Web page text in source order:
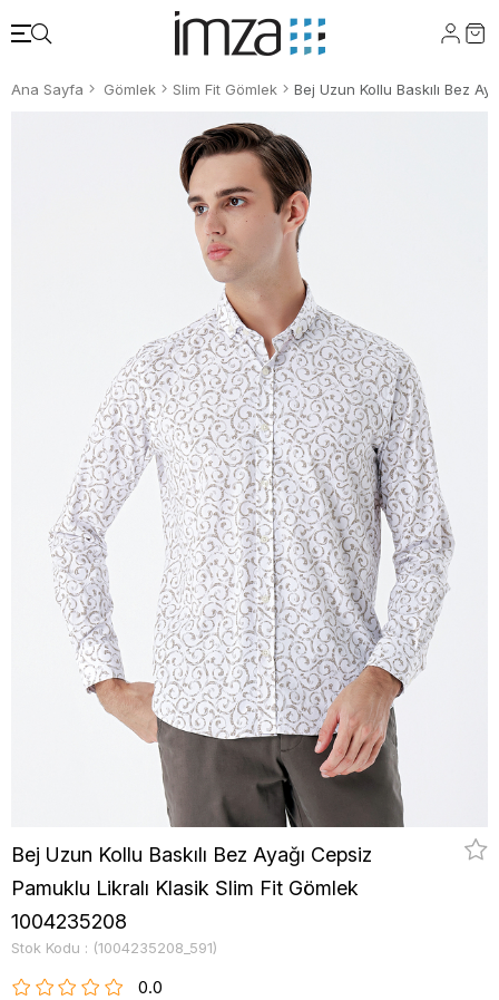
Ana Sayfa Gömlek Slim Fit Gömlek
Bej Uzun Kollu Baskılı Bez Ayağı Cepsiz
Pamuklu Likralı Klasik Slim Fit Gömlek
1004235208
Stok Kodu (1004235208_591)
0.0